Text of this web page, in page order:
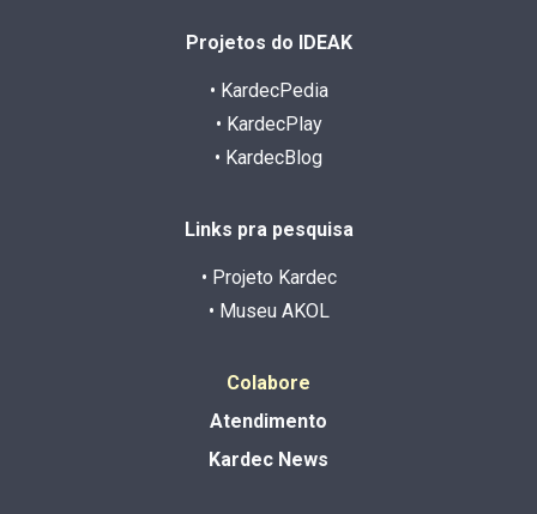
Projetos do IDEAK
• KardecPedia
• KardecPlay
• KardecBlog
Links pra pesquisa
• Projeto Kardec
• Museu AKOL
Colabore
Atendimento
Kardec News